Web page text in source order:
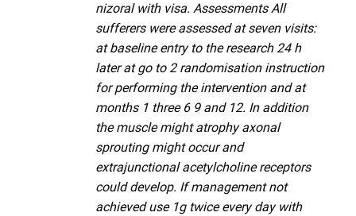
nizoral with visa. Assessments All
sufferers were assessed at seven visits:
at baseline entry to the research 24 h
later at go to 2 randomisation instruction
for performing the intervention and at
months 1 three 6 9 and 12. In addition
the muscle might atrophy axonal
sprouting might occur and
extrajunctional acetylcholine receptors
could develop. If management not
achieved use 1g twice every day with